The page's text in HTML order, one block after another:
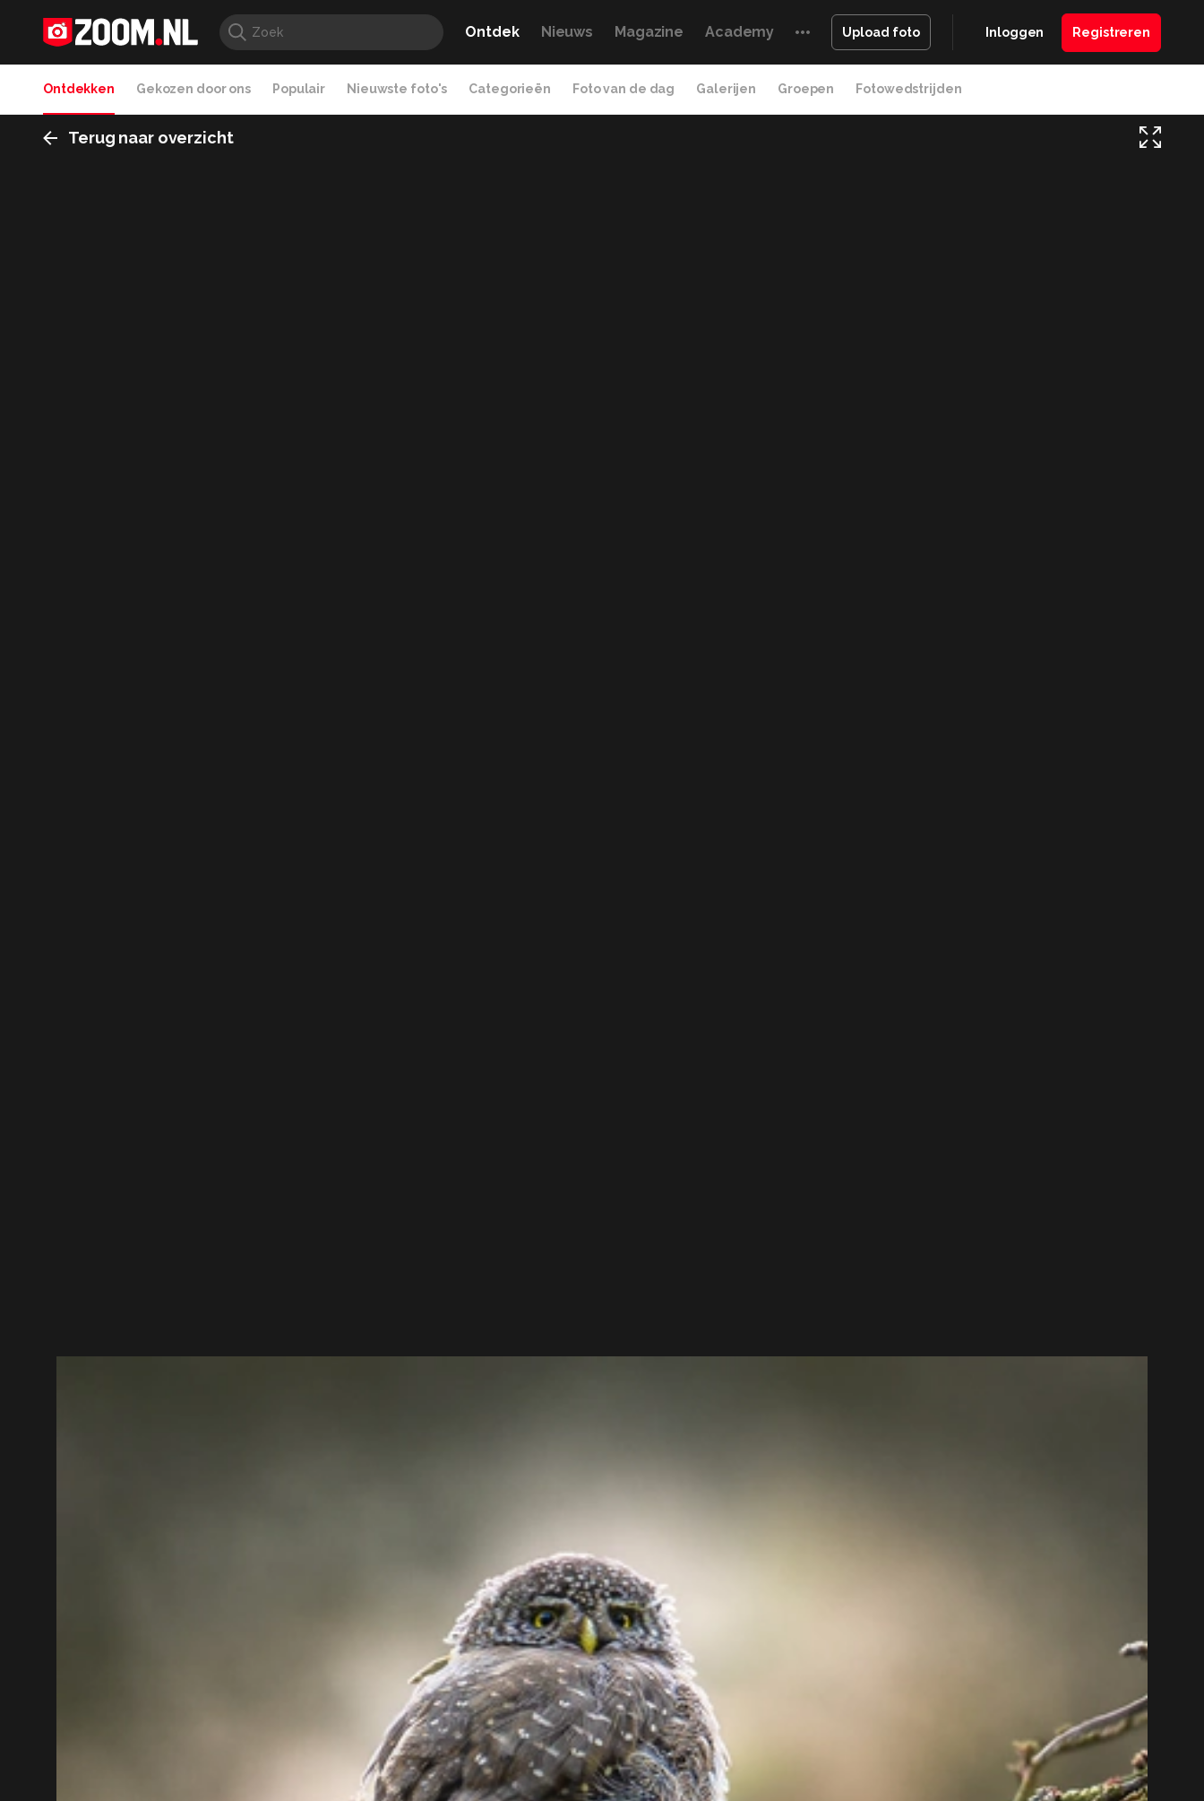
Ontdek Nieuws Magazine Academy Upload foto Inloggen Registreren
Ontdekken Gekozen door ons Populair Nieuwste foto's Categorieën Foto van de dag Galerijen Groepen Fotowedstrijden
Terug naar overzicht